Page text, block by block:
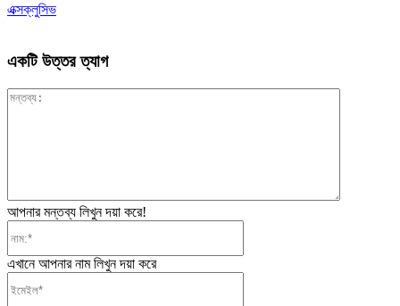
এক্সক্লুসিভ
একটি উত্তর ত্যাগ
আপনার মন্তব্য লিখুন দয়া করে!
এখানে আপনার নাম লিখুন দয়া করে